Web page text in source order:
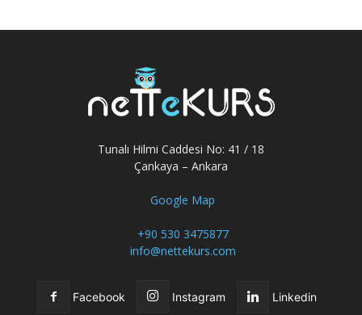
Tunalı Hilmi Caddesi No: 41 / 18
Çankaya – Ankara
Google Map
+90 530 3475877
info@nettekurs.com
Facebook Instagram Linkedin